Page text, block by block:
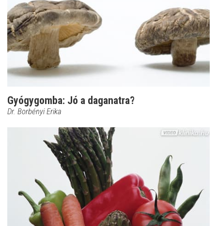
Gyógygomba: Jó a daganatra?
Dr. Borbényi Erika